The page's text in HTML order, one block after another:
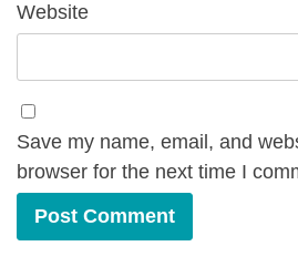
Website
Save my name, email, and
browser for the next time I